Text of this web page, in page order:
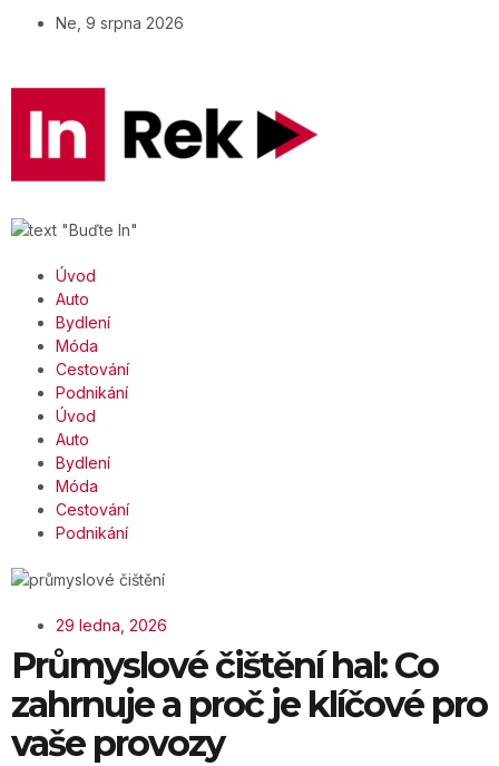
Ne, 9 srpna 2026
Úvod
Auto
Bydlení
Móda
Cestování
Podnikání
Úvod
Auto
Bydlení
Móda
Cestování
Podnikání
29 ledna, 2026
Průmyslové čištění hal: Co
zahrnuje a proč je klíčové pro
vaše provozy